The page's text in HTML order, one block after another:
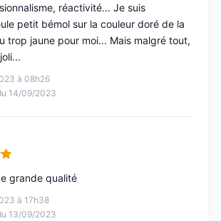
à 08h26
14/09/2023
réactivité... Je suis
petit bémol sur la couleur doré de la
trop jaune pour moi... Mais malgré tout,
5
à 17h38
13/09/2023
grande qualité